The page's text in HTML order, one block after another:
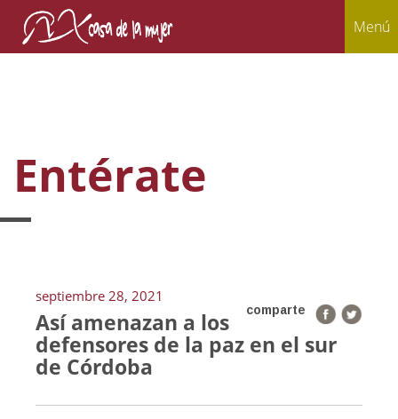
Menú
Entérate
septiembre 28, 2021
comparte
Así amenazan a los
defensores de la paz en el sur
de Córdoba